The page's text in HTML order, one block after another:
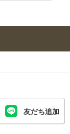
友だち追加